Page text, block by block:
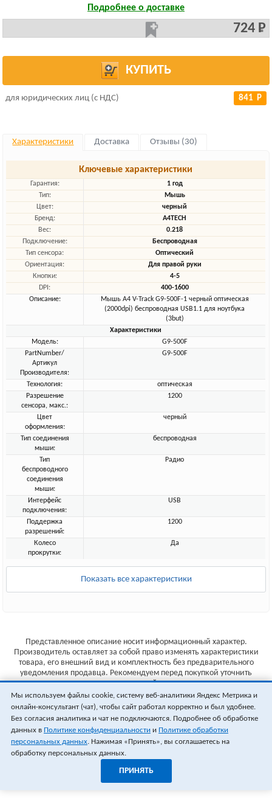
Подробнее о доставке
724 Р
КУПИТЬ
для юридических лиц (с НДС) 841 Р
Характеристики Доставка Отзывы (30)
Ключевые характеристики
Гарантия:
1 год
Тип:
Мышь
Цвет:
черный
Бренд:
A4TECH
Вес:
0.218
Подключение:
Беспроводная
Тип сенсора:
Оптический
Ориентация:
Для правой руки
Кнопки:
4-5
DPI:
400-1600
Описание:
Мышь A4 V-Track G9-500F-1 черный оптическая
(2000dpi) беспроводная USB1.1 для ноутбука
(3but)
Характеристики
Модель:
G9-500F
PartNumber/
Артикул
Производителя:
G9-500F
Технология:
оптическая
Разрешение
сенсора, макс.:
1200
Цвет
оформления:
черный
Тип соединения
мыши:
беспроводная
Тип
беспроводного
соединения
мыши:
Радио
Интерфейс
подключения:
USB
Поддержка
разрешений:
1200
Колесо
прокрутки:
Да
Показать все характеристики
Представленное описание носит информационный характер.
Производитель оставляет за собой право изменять характеристики
товара, его внешний вид и комплектность без предварительного
уведомления продавца. Рекомендуем перед покупкой уточнить
характеристики товара на сайте производителя.
Указанные цены не являются публичной офертой (ст.435 ГК РФ).
Стоимость и наличие товара уточняйте у менеджера.
Мы используем файлы cookie, систему веб-аналитики Яндекс Метрика и
онлайн-консультант (чат), чтобы сайт работал корректно и был удобнее.
Без согласия аналитика и чат не подключаются. Подробнее об обработке
данных в Политике конфиденциальности и Политике обработки
персональных данных. Нажимая «Принять», вы соглашаетесь на
обработку персональных данных.
ПРИНЯТЬ